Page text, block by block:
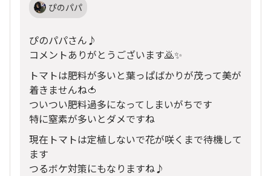
ぴのパパ
ぴのパパさん♪
コメントありがとうございます🙇✨
トマトは肥料が多いと葉っぱばかりが茂って美が
着きませんね🍅
ついつい肥料過多になってしまいがちです
特に窒素が多いとダメですね
現在トマトは定植しないで花が咲くまで待機して
ます
つるボケ対策にもなりますね♪